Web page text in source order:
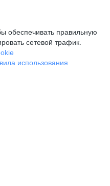
обеспечивать правильную
сетевой трафик.
использования